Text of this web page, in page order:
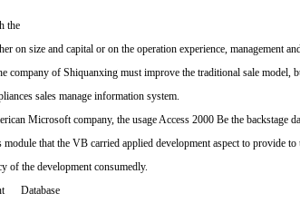
the
on size and capital or on the operation experience, management
company of Shiquanxing must improve the traditional sale model,
sales manage information system.
Microsoft company, the usage Access 2000 Be the backstage
that the VB carried applied development aspect to provide
of the development consumedly.
Database